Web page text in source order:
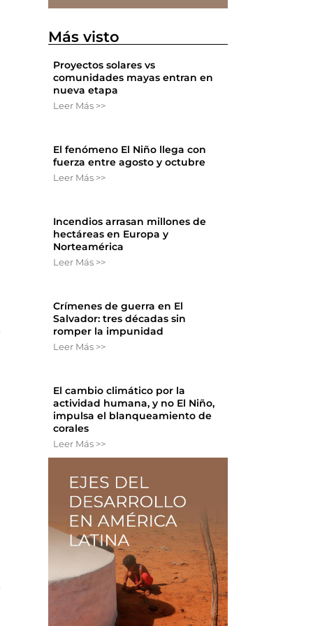
Más visto
Proyectos solares vs
comunidades mayas entran en
nueva etapa
Leer Más >>
El fenómeno El Niño llega con
fuerza entre agosto y octubre
Leer Más >>
Incendios arrasan millones de
hectáreas en Europa y
Norteamérica
Leer Más >>
Crímenes de guerra en El
Salvador: tres décadas sin
romper la impunidad
Leer Más >>
El cambio climático por la
actividad humana, y no El Niño,
impulsa el blanqueamiento de
corales
Leer Más >>